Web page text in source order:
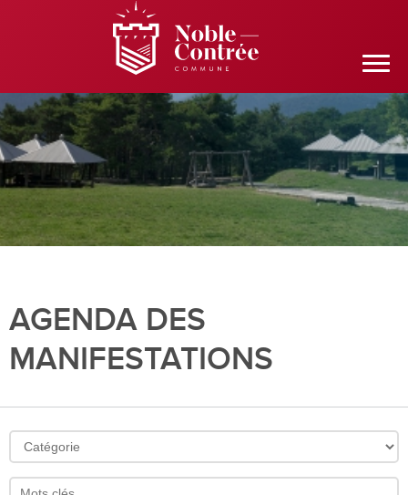
AGENDA DES
MANIFESTATIONS